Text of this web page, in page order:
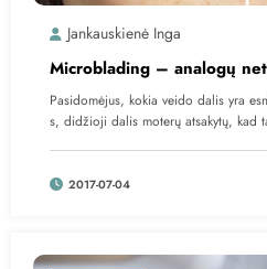
Jankauskienė Inga
Microblading – analogų
Pasidomėjus, kokia veido dalis yra
s, didžioji dalis moterų atsakytų, kad
2017-07-04